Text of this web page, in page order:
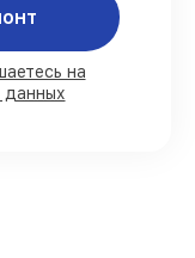
на
данных